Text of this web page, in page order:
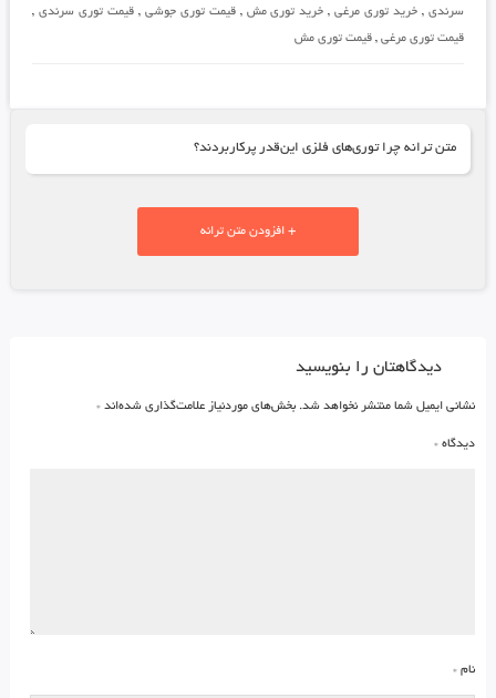
سرندی, خرید توری مرغی, خرید توری مش ,قیمت توری جوشی ,قیمت توری سرندی ,
قیمت توری مرغی, قیمت توری مش
متن ترانه چرا توری‌های فلزی این‌قدر پرکاربردند؟
+ افزودن متن ترانه
دیدگاهتان را بنویسید
نشانی ایمیل شما منتشر نخواهد شد. بخش‌های موردنیاز علامت‌گذاری شده‌اند *
دیدگاه *
نام *